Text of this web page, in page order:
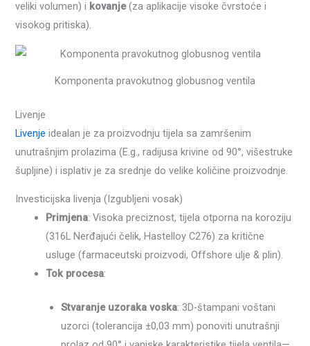
veliki volumen) i kovanje(za aplikacije visoke čvrstoće i
visokog pritiska).
Komponenta pravokutnog globusnog ventila
Livenje
Livenje idealan je za proizvodnju tijela sa zamršenim
unutrašnjim prolazima (E.g., radijusa krivine od 90°, višestruke
šupljine) i isplativ je za srednje do velike količine proizvodnje.
Investicijska livenja (Izgubljeni vosak)
Primjena: Visoka preciznost, tijela otporna na koroziju
(316L Nerđajući čelik, Hastelloy C276) za kritične
usluge (farmaceutski proizvodi, Offshore ulje & plin).
Tok procesa:
Stvaranje uzoraka voska: 3D-štampani voštani
uzorci (tolerancija ±0,03 mm) ponoviti unutrašnji